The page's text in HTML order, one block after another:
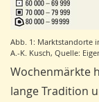
Abb. 1: Marktstandorte
A.-K. Kusch, Quelle:
Wochenmärkte
lange Tradition